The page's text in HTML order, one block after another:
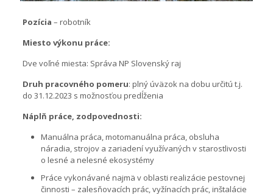
Pozícia – robotník
Miesto výkonu práce:
Dve voľné miesta: Správa NP Slovenský raj
Druh pracovného pomeru: plný úväzok na dobu určitú t.j.
do 31.12.2023 s možnosťou predĺženia
Náplň práce, zodpovednosti:
Manuálna práca, motomanuálna práca, obsluha
náradia, strojov a zariadení využívaných v starostlivosti
o lesné a nelesné ekosystémy
Práce vykonávané najmä v oblasti realizácie pestovnej
činnosti – zalesňovacích prác, vyžínacích prác, inštalácie